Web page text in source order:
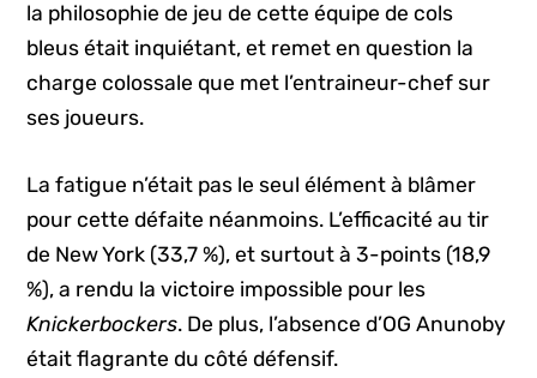
la philosophie de jeu de cette équipe de cols
bleus était inquiétant, et remet en question la
charge colossale que met l’entraineur-chef sur
ses joueurs.
La fatigue n’était pas le seul élément à blâmer
pour cette défaite néanmoins. L’efficacité au tir
de New York (33,7 %), et surtout à 3-points (18,9
%), a rendu la victoire impossible pour les
Knickerbockers. De plus, l’absence d’OG Anunoby
était flagrante du côté défensif.